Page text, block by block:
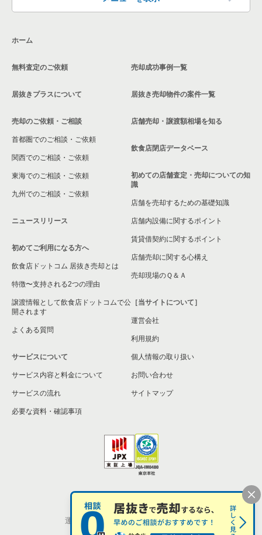
中野区の飲食店の居抜き売却物件の案件一覧
ホーム
無料査定のご依頼
居抜きプラスについて
売却のご依頼・ご相談
首都圏でのご相談・ご依頼
関西でのご相談・ご依頼
東海でのご相談・ご依頼
九州でのご相談・ご依頼
ニュースリリース
初めてご利用になる方へ
飲食店ドットコム 居抜き売却とは
特徴〜支持される2つの理由
譲渡情報として飲食店ドットコムで公
開されます
よくある質問
サービスについて
サービス内容と料金について
サービスの流れ
必要な資料・確認事項
売却成功事例一覧
居抜き売却物件の案件一覧
店舗売却・譲渡額相場を知る
飲食店閉店データベース
初めての店舗査定・売却についての知
識
店舗を売却するための基礎知識
店舗内設備に関するポイント
賃貸借契約に関するポイント
店舗売却に関する心構え
売却現場のＱ＆Ａ
［当サイトについて］
運営会社
利用規約
個人情報の取り扱い
お問い合わせ
サイトマップ
個人情報の取扱い
運営会社 株式会社シンクロ・フード